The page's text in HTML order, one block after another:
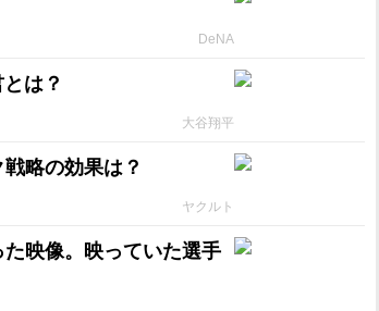
DeNA
は？
大谷翔平
略の効果は？
ヤクルト
た映像。映っていた選手